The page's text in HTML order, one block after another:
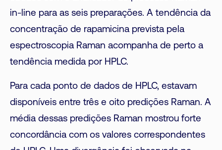
in-line para as seis preparações. A tendência da
concentração de rapamicina prevista pela
espectroscopia Raman acompanha de perto a
tendência medida por HPLC.
Para cada ponto de dados de HPLC, estavam
disponíveis entre três e oito predições Raman. A
média dessas predições Raman mostrou forte
concordância com os valores correspondentes